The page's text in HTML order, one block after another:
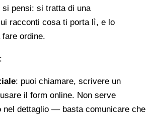
pensi: si tratta di una
racconti cosa ti porta lì, e lo
ordine.
: puoi chiamare, scrivere un
il form online. Non serve
nel dettaglio — basta comunicare che